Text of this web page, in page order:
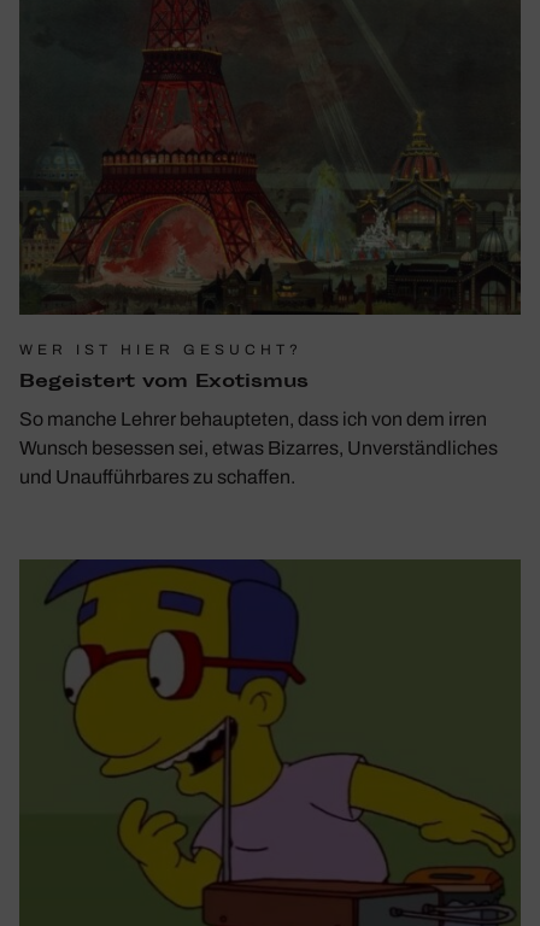
WER IST HIER GESUCHT?
Begeis­tert vom Exotismus
So manche Lehrer behaupteten, dass ich von dem irren
Wunsch besessen sei, etwas Bizarres, Unverständliches
und Unaufführbares zu schaffen.